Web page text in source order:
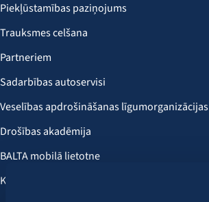
Piekļūstamības paziņojums
Trauksmes celšana
Partneriem
Sadarbības autoservisi
Veselības apdrošināšanas līgumorganizācijas
Drošības akadēmija
BALTA mobilā lietotne
Klientu labumi